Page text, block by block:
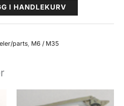
I HANDLEKURV
parts, M6 / M35